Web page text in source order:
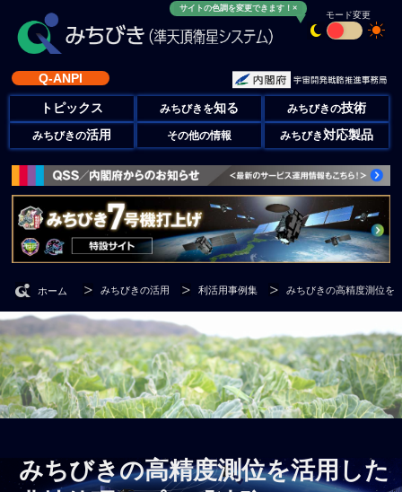
サイトの色調を変更できます！×
モード変更
Q-ANPI
トピックス みちびきを知る みちびきの技術
みちびきの活用 その他の情報 みちびき対応製品
ホーム みちびきの活用 利活用事例集 みちびきの高精度測位を
みちびきの高精度測位を活用した